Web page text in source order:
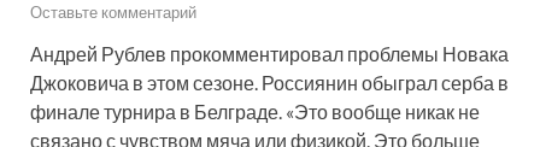
Оставьте комментарий
Андрей Рублев прокомментировал проблемы Новака
Джоковича в этом сезоне. Россиянин обыграл серба в
финале турнира в Белграде. «Это вообще никак не
связано с чувством мяча или физикой. Это больше